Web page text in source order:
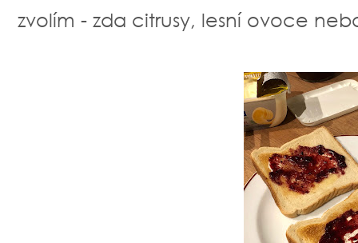
zvolím - zda citrusy, lesní ovoce